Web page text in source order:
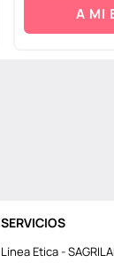
A MI
SERVICIOS
Línea Etica -